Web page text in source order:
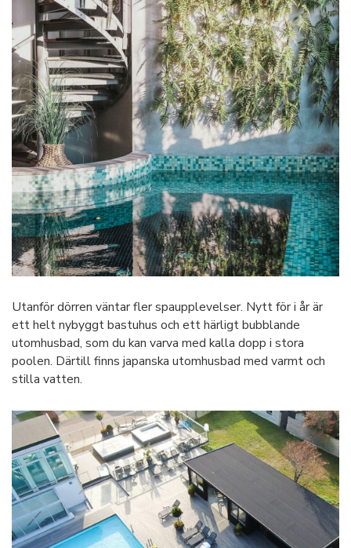
Utanför dörren väntar fler spaupplevelser. Nytt för i år är
ett helt nybyggt bastuhus och ett härligt bubblande
utomhusbad, som du kan varva med kalla dopp i stora
poolen. Därtill finns japanska utomhusbad med varmt och
stilla vatten.